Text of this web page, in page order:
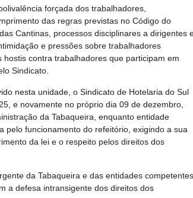
forçada dos trabalhadores,
das regras previstas no Código do
Cantinas, processos disciplinares a dirigentes
e pressões sobre trabalhadores
contra trabalhadores que participam em
Sindicato.
nesta unidade, o Sindicato de Hotelaria do Sul
e novamente no próprio dia 09 de dezembro,
da Tabaqueira, enquanto entidade
pelo funcionamento do refeitório, exigindo a sua
da lei e o respeito pelos direitos dos
da Tabaqueira e das entidades competentes
a defesa intransigente dos direitos dos